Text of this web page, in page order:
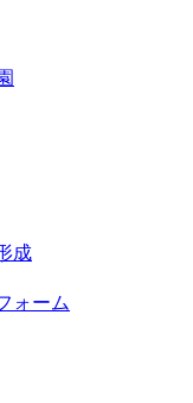
成
ォーム